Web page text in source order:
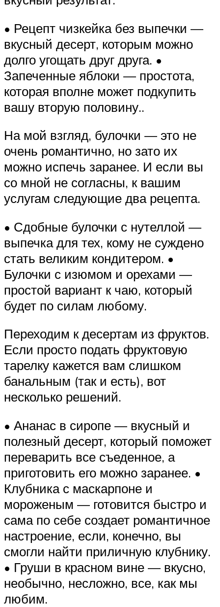
• Рецепт чизкейка без выпечки —
вкусный десерт, которым можно
долго угощать друг друга. •
Запеченные яблоки — простота,
которая вполне может подкупить
вашу вторую половину..
На мой взгляд, булочки — это не
очень романтично, но зато их
можно испечь заранее. И если вы
со мной не согласны, к вашим
услугам следующие два рецепта.
• Сдобные булочки с нутеллой —
выпечка для тех, кому не суждено
стать великим кондитером. •
Булочки с изюмом и орехами —
простой вариант к чаю, который
будет по силам любому.
Переходим к десертам из фруктов.
Если просто подать фруктовую
тарелку кажется вам слишком
банальным (так и есть), вот
несколько решений.
• Ананас в сиропе — вкусный и
полезный десерт, который поможет
переварить все съеденное, а
приготовить его можно заранее. •
Клубника с маскарпоне и
мороженым — готовится быстро и
сама по себе создает романтичное
настроение, если, конечно, вы
смогли найти приличную клубнику.
• Груши в красном вине — вкусно,
необычно, несложно, все, как мы
любим.